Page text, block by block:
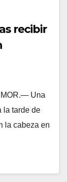
recibir
MOR.— Una
la tarde de
la cabeza en